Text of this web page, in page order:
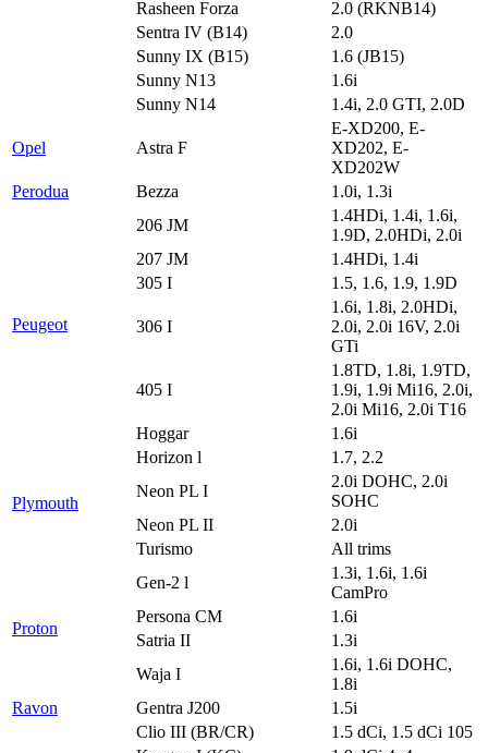
Rasheen Forza
2.0 (RKNB14)
Sentra IV (B14)
2.0
Sunny IX (B15)
1.6 (JB15)
Sunny N13
1.6i
Sunny N14
1.4i, 2.0 GTI, 2.0D
Opel Astra F
E-XD200, E-
XD202, E-
XD202W
Perodua
Bezza 1.0i, 1.3i
Peugeot
206 JM
1.4HDi, 1.4i, 1.6i,
1.9D, 2.0HDi, 2.0i
207 JM
1.4HDi, 1.4i
305 I
1.5, 1.6, 1.9, 1.9D
306 I
1.6i, 1.8i, 2.0HDi,
2.0i, 2.0i 16V, 2.0i
GTi
405 I
1.8TD, 1.8i, 1.9TD,
1.9i, 1.9i Mi16, 2.0i,
2.0i Mi16, 2.0i T16
Hoggar
1.6i
Plymouth
Horizon l
1.7, 2.2
Neon PL I
2.0i DOHC, 2.0i
SOHC
Neon PL II
2.0i
Turismo
All trims
Proton
Gen-2 l
1.3i, 1.6i, 1.6i
CamPro
Persona CM
1.6i
Satria II
1.3i
Waja I
1.6i, 1.6i DOHC,
1.8i
Ravon
Gentra J200 1.5i
Clio III (BR/CR)
1.5 dCi, 1.5 dCi 105